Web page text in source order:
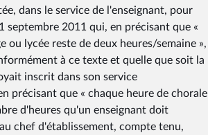
dans le service de l'enseignant, pour
2011 qui, en précisant que «
ou lycée reste de deux heures/semaine »,
à ce texte et quelle que soit la
inscrit dans son service
précisant que « chaque heure de chorale
d'heures qu'un enseignant doit
chef d'établissement, compte tenu,